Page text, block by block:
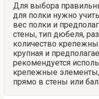
Для выбора
для полки нужно
вес полки и
стены, тип дюбеля,
количество
крупная и
рекомендуется
крепежные элементы,
прямо в стены или